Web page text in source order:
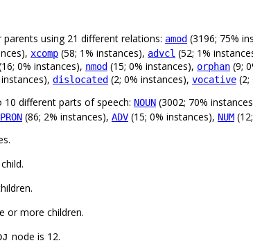
using 21 different relations: amod (3196; 75%
xcomp (58; 1% instances), advcl (52; 1%
0% instances), nmod (15; 0% instances), orphan (9;
dislocated (2; 0% instances), vocative (2;
10 different parts of speech: NOUN (3002; 70%
PRON (86; 2% instances), ADV (15; 0% instances), NUM
or more children.
node is 12.